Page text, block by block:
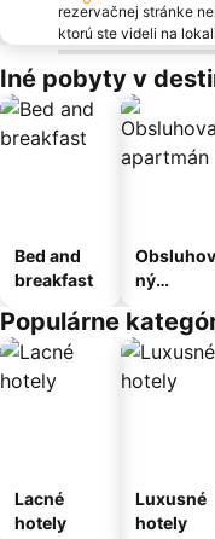
rezervačnej stránke
ktorú ste videli na
Iné pobyty v
Bed and
breakfast
ný
Populárne
Lacné
hotely
Luxusné
hotely